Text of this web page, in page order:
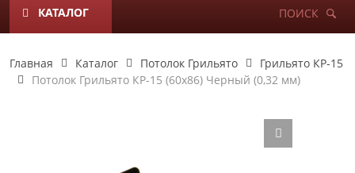
КАТАЛОГ ПОИСК
Главная Каталог Потолок Грильято
Грильято КР-15
Потолок Грильято КР-15 (60х86) Черный (0,32 мм)